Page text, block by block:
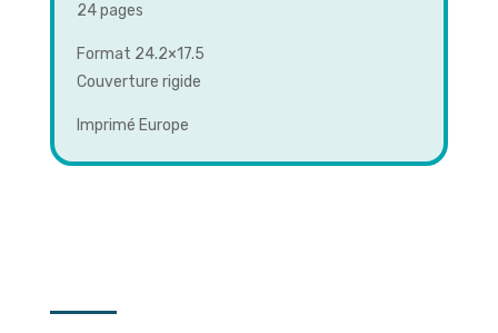
24 pages
Format 24.2×17.5
Couverture rigide
Imprimé Europe